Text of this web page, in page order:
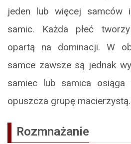
jeden lub więcej samców
samic. Każda płeć
opartą na dominacji. W
samce zawsze są jednak
samiec lub samica osiąga
opuszcza grupę macierzystą.
Rozmnażanie